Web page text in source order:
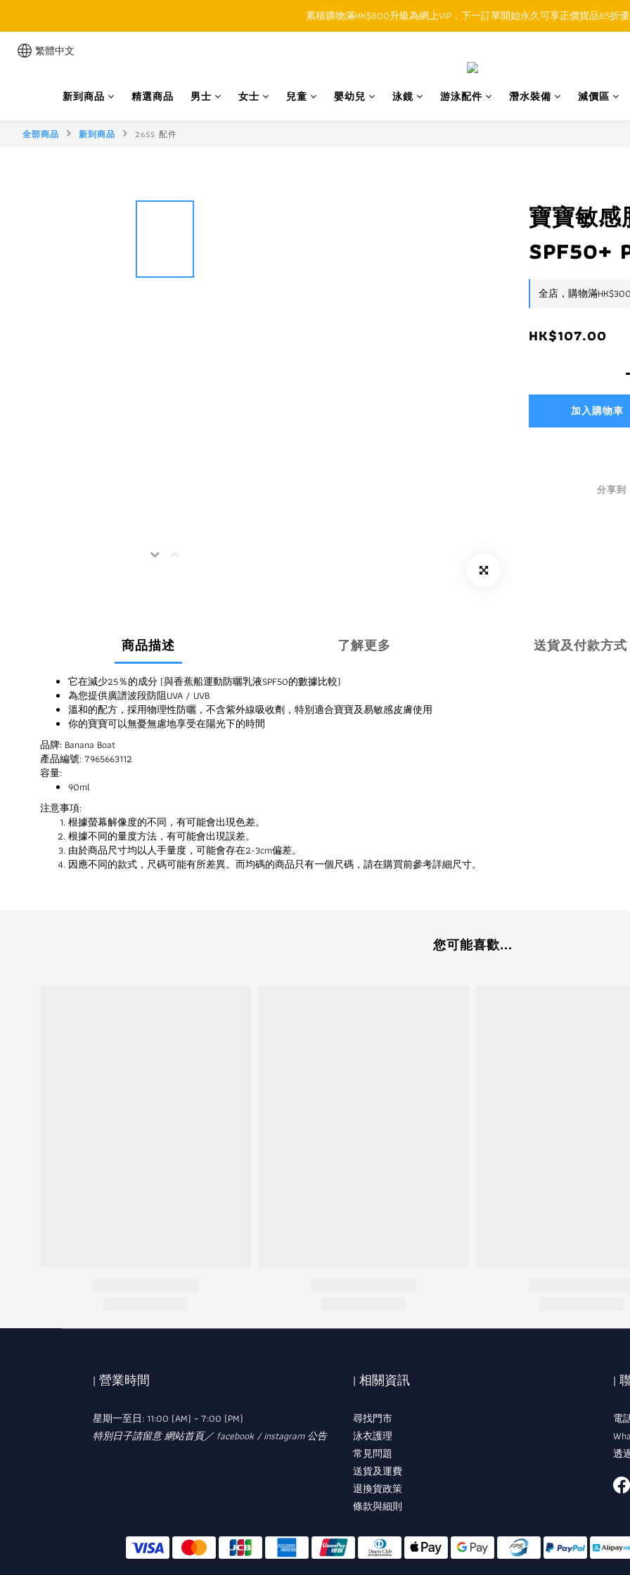
順豐香港SFHK APP取件通知功能將取代SMS短訊
累積購物滿HK$800升級為網上VIP，下一訂單開始永久可享正價貨品85折
繁體中文
新到商品 精選商品 男士 女士 兒童 嬰幼兒 泳鏡 游泳配件 潛水裝備 減價區
全部商品 新到商品 26SS 配件
寶寶敏
SPF50+
全店，購物滿
HK$107.00
加入購物車
分享到
商品描述 了解更多 送貨及付款方式
它在減少25％的成分 (與香蕉船運動防曬乳液SPF50的數據比較)
為您提供廣譜波段防阻UVA / UVB
溫和的配方，採用物理性防曬，不含紫外線吸收劑，特別適合寶寶及易敏感皮膚使用
你的寶寶可以無憂無慮地享受在陽光下的時間
品牌: Banana Boat
產品編號: 7965663112
容量:
90ml
注意事項:
根據螢幕解像度的不同，有可能會出現色差。
根據不同的量度方法，有可能會出現誤差。
由於商品尺寸均以人手量度，可能會存在2-3cm偏差。
因應不同的款式，尺碼可能有所差異。而均碼的商品只有一個尺碼，請在購買前參考詳細尺寸。
您可能喜歡...
| 營業時間
星期一至日: 11:00 (AM) ~ 7:00 (PM)
特別日子請留意 網站首頁／ facebook / instagram 公告
| 相關資訊
尋找門市
泳衣護理
常見問題
送貨及運費
退換貨政策
條款與細則
|
電
透